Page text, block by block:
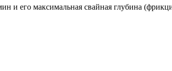
его максимальная свайная глубина